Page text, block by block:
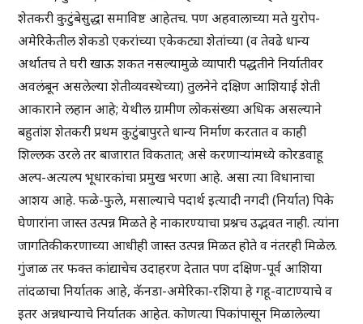
शेतकरी कुटुंबेसुद्धा समाविष्ट आहेतच. पण अहवालाच्या मते युरोप-
अमेरिकेतील शेकडो एकरांच्या एकेकट्या शेतांच्या (व तेवढे धान्य
अर्थातच ते घरी खाऊ शकत नसल्यामुळे व्यापारी पद्धतीने निर्यातीवर
अवलंबून असलेल्या शेतीव्यवस्थेच्या) तुलनेने दक्षिण आशियाई शेती
आकाराने लहान आहे; येथील ग्रामीण लोकसंख्या अधिक असल्याने
बहुतांश शेतकरी प्रथम कुटुंबापुरते धान्य निर्माण करतात व काही
शिल्लक उरले तर बाजारात विकतात; असे करणाऱ्यांमध्ये कोरडवाहू
अल्प-अत्यल्प भूधारकांचा प्रमुख भरणा आहे. असा त्या विधानाचा
आशय आहे. फळे-फुले, मसाल्याचे पदार्थ इत्यादी नगदी (निर्यात) पिके
घेणारांना जास्त उत्पन्न मिळते हे नाकारण्याचा प्रश्नच उद्भवत नाही. त्यांना
जागतिकीकरणाच्या आधीही जास्त उत्पन्न मिळत होते व नंतरही मिळेल.
गुंजाळ तर फक्त कांद्याचेच उदाहरण देतात पण दक्षिण-पूर्व आशिया
तांदळाचा निर्यातक आहे, कॅनडा-अमेरिका-रशिया हे गहू-वाटाण्याचे व
इतर अन्नधान्याचे निर्यातक आहेत. कोणत्या पिकांपासून मिळालेल्या